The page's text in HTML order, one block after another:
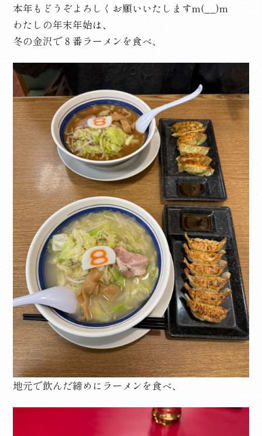
本年もどうぞよろしくお願いいたしますm(__)m
わたしの年末年始は、
冬の金沢で８番ラーメンを食べ、
地元で飲んだ締めにラーメンを食べ、